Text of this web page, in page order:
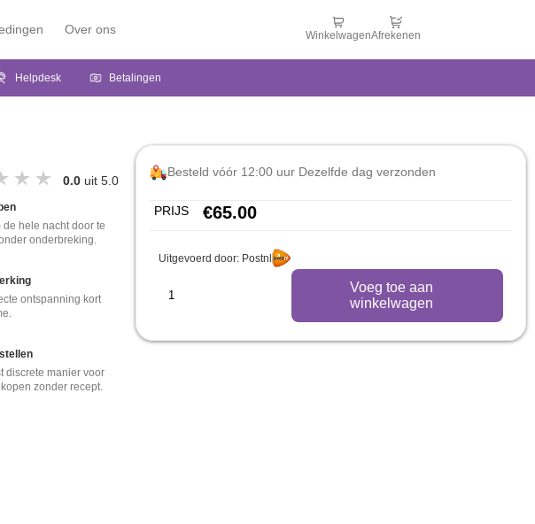
Over ons WinkelwagenAfrekenen
Helpdesk Betalingen
0.0 uit 5.0
de hele nacht door te
onderbreking.
ontspanning kort
discrete manier voor
zonder recept.
Besteld vóór 12:00 uur Dezelfde dag verzonden
PRIJS €65.00
Uitgevoerd door: Postnl
Voeg toe aan
winkelwagen